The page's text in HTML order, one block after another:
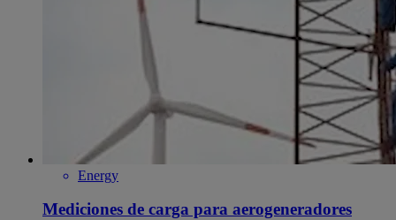
Energy
Mediciones de carga para aerogeneradores